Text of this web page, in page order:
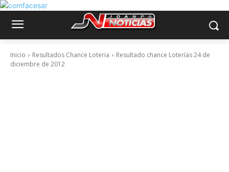
Inicio Resultados Chance Loteria
Resultado chance Loterías 24 de
diciembre de 2012